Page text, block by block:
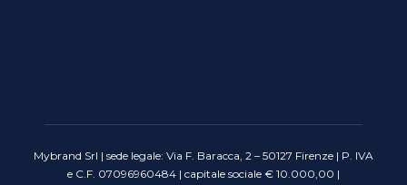
Mybrand Srl | sede legale: Via F. Baracca, 2 – 50127 Firenze | P. IVA
e C.F. 07096960484 | capitale sociale € 10.000,00 |